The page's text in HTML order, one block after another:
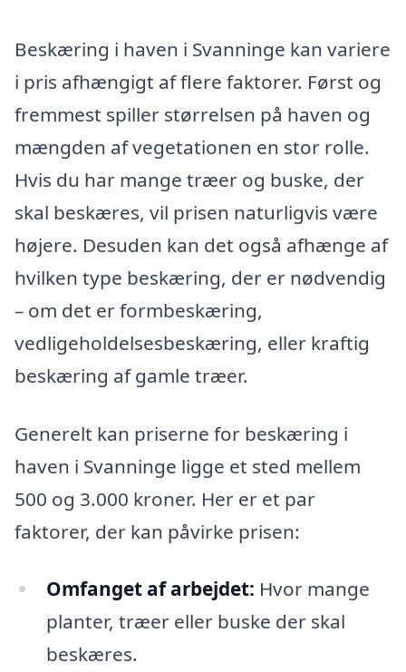
Beskæring i haven i Svanninge kan variere
i pris afhængigt af flere faktorer. Først og
fremmest spiller størrelsen på haven og
mængden af vegetationen en stor rolle.
Hvis du har mange træer og buske, der
skal beskæres, vil prisen naturligvis være
højere. Desuden kan det også afhænge af
hvilken type beskæring, der er nødvendig
– om det er formbeskæring,
vedligeholdelsesbeskæring, eller kraftig
beskæring af gamle træer.
Generelt kan priserne for beskæring i
haven i Svanninge ligge et sted mellem
500 og 3.000 kroner. Her er et par
faktorer, der kan påvirke prisen:
Omfanget af arbejdet: Hvor mange
planter, træer eller buske der skal
beskæres.